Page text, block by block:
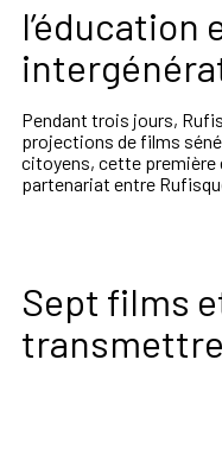
l’éducation
Pendant trois jours,
projections de films
citoyens, cette première
partenariat entre
Sept films